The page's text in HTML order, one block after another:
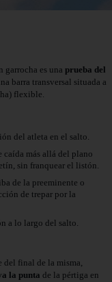
garrocha es una prueba del
barra transversal situada a
flexible.
del atleta en el salto.
caída más allá del plano
sin franquear el listón.
de la preeminente o
de trepar por la
a lo largo del salto.
del final de la misma,
la punta de la pértiga en